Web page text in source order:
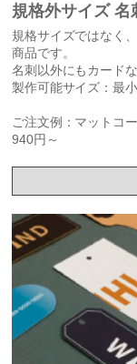
規格外サイズ 名
規格サイズではなく
商品です。
名刺以外にもカード
製作可能サイズ：最
ご注文例：マットコ
940円～